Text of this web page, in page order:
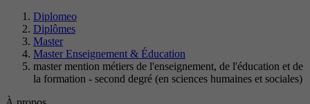
Diplomeo
Diplômes
Master
Master Enseignement & Éducation
master mention métiers de l'enseignement, de l'éducation et de
la formation - second degré (en sciences humaines et sociales)